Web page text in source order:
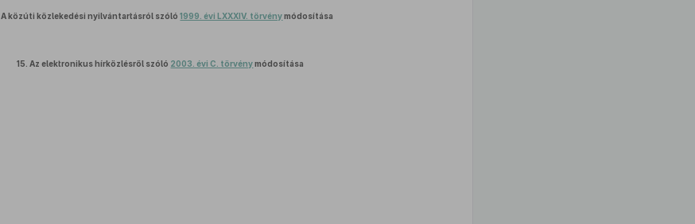
A közúti közlekedési nyilvántartásról szóló1999. évi LXXXIV. törvénymódosítása
15. Az elektronikus hírközlésről szóló 2003. évi C. törvénymódosítása